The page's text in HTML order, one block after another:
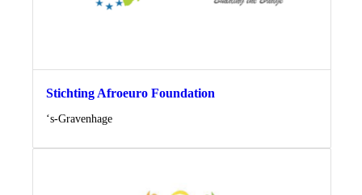
Stichting Afroeuro Foundation
Locatie
‘s-Gravenhage